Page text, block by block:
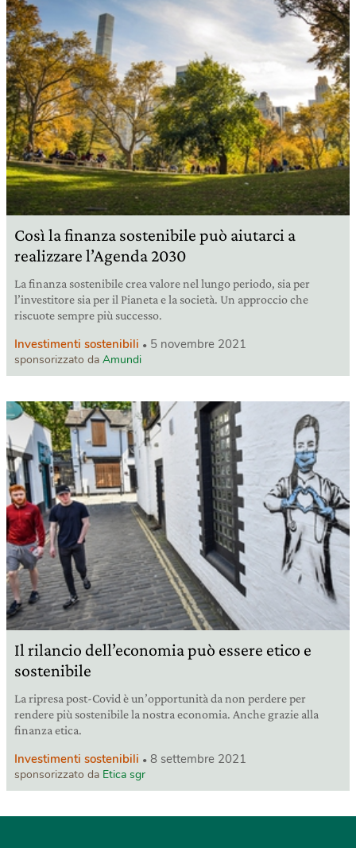
Così la finanza sostenibile può aiutarci a
realizzare l’Agenda 2030
La finanza sostenibile crea valore nel lungo periodo, sia per
l’investitore sia per il Pianeta e la società. Un approccio che
riscuote sempre più successo.
Investimenti sostenibili 5 novembre 2021
sponsorizzato da Amundi
Il rilancio dell’economia può essere etico e
sostenibile
La ripresa post-Covid è un’opportunità da non perdere per
rendere più sostenibile la nostra economia. Anche grazie alla
finanza etica.
Investimenti sostenibili 8 settembre 2021
sponsorizzato da Etica sgr